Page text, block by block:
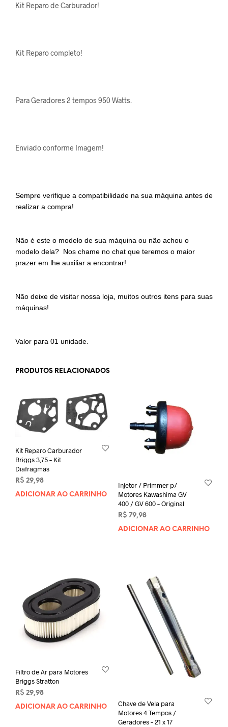
Kit Reparo de Carburador!
Kit Reparo completo!
Para Geradores 2 tempos 950 Watts.
Enviado conforme Imagem!
Sempre verifique a compatibilidade na sua máquina antes de
realizar a compra!
Não é este o modelo de sua máquina ou não achou o
modelo dela? Nos chame no chat que teremos o maior
prazer em lhe auxiliar a encontrar!
Não deixe de visitar nossa loja, muitos outros itens para suas
máquinas!
Valor para 01 unidade.
PRODUTOS RELACIONADOS
Kit Reparo Carburador
Briggs 3,75 – Kit
Diafragmas
R$ 29,98
ADICIONAR AO CARRINHO
Injetor / Primmer p/
Motores Kawashima GV
400 / GV 600 – Original
R$ 79,98
ADICIONAR AO CARRINHO
Filtro de Ar para Motores
Briggs Stratton
R$ 29,98
ADICIONAR AO CARRINHO
Chave de Vela para
Motores 4 Tempos /
Geradores – 21 x 17